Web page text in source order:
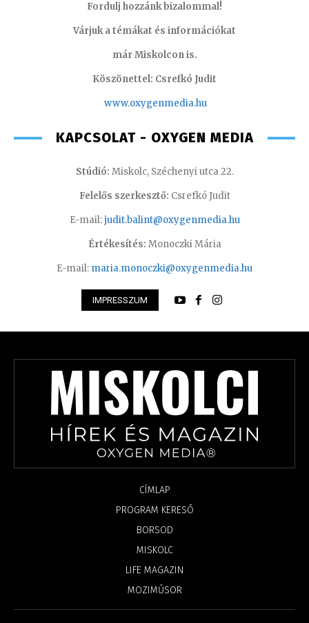
Fordulj hozzánk bizalommal!
Várjuk a témákat és információkat
már Miskolcon is.
Köszönettel: Csrefkó Judit
www.oxygenmedia.hu
KAPCSOLAT - OXYGEN MEDIA
Stúdió: Miskolc, Széchenyi utca 22.
Felelős szerkesztő: Csrefkó Judit
E-mail:judit.balint@oxygenmedia.hu
Értékesítés: Monoczki Mária
E-mail: maria.monoczki@oxygenmedia.hu
IMPRESSZUM
CÍMLAP
PROGRAM KERESŐ
BORSOD
MISKOLC
LIFE MAGAZIN
MOZIMŰSOR